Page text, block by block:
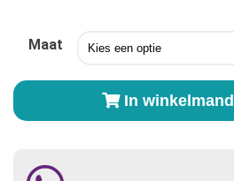
Maat
Disana
wolbroek
In winkelmand